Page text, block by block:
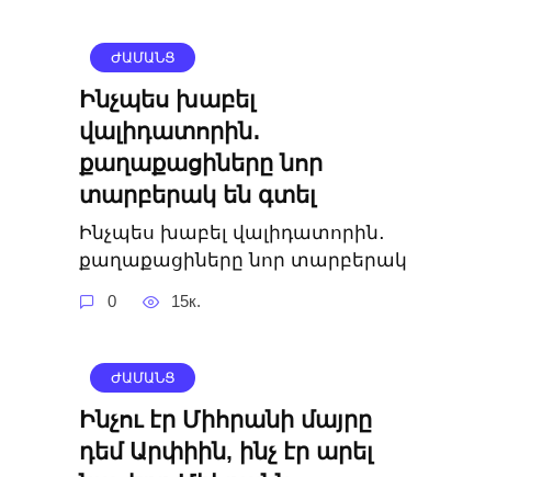
ԺԱՄԱՆՑ
Ինչպես խաբել
վալիդատորին․
քաղաքացիները նոր
տարբերակ են գտել
Ինչպես խաբել վալիդատորին․
քաղաքացիները նոր տարբերակ
0 15к.
ԺԱՄԱՆՑ
Ինչու էր Միհրանի մայրը
դեմ Արփիին, ինչ էր արել